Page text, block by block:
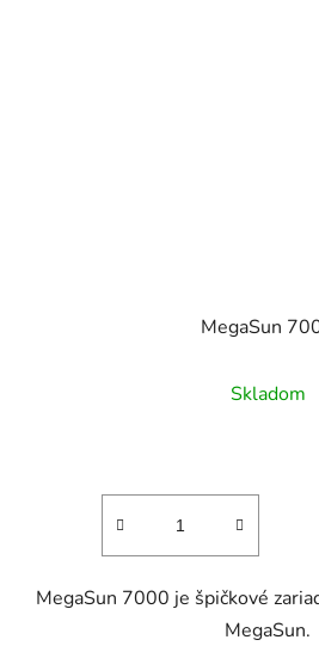
MegaSun
Skladom
MegaSun 7000 je špičkové
MegaSun.